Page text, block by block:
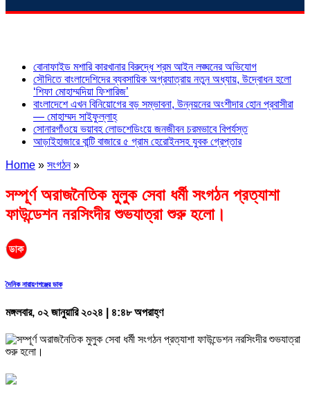
বোনাফাইড মশারি কারখানার বিরুদ্ধে শ্রম আইন লঙ্ঘনের অভিযোগ
সৌদিতে বাংলাদেশিদের ব্যবসায়িক অগ্রযাত্রায় নতুন অধ্যায়, উদ্বোধন হলো
‘শিফা মোহাম্মদিয়া ফিশারিজ’
বাংলাদেশে এখন বিনিয়োগের বড় সম্ভাবনা, উন্নয়নের অংশীদার হোন প্রবাসীরা
— মোহাম্মদ সাইফুল্লাহ্
সোনারগাঁওয়ে ভয়াবহ লোডশেডিংয়ে জনজীবন চরমভাবে বিপর্যস্ত
আড়াইহাজারে বান্টি বাজারে ৫ গ্রাম হেরোইনসহ যুবক গ্রেপ্তার
Home » সংগঠন»
সম্পূর্ণ অরাজনৈতিক মুলুক সেবা ধর্মী সংগঠন প্রত্যাশা
ফাউন্ডেশন নরসিংদীর শুভযাত্রা শুরু হলো।
দৈনিক নারায়ণগঞ্জের ডাক
মঙ্গলবার, ০২ জানুয়ারি ২০২৪ | ৪:৪৮ অপরাহ্ণ